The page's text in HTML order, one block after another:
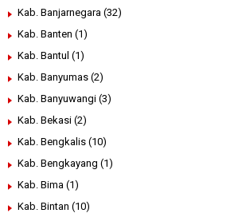
Kab. Banjarnegara (32)
Kab. Banten (1)
Kab. Bantul (1)
Kab. Banyumas (2)
Kab. Banyuwangi (3)
Kab. Bekasi (2)
Kab. Bengkalis (10)
Kab. Bengkayang (1)
Kab. Bima (1)
Kab. Bintan (10)